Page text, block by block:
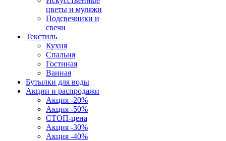
цветы и муляжи
Подсвечники и
свечи
Текстиль
Кухня
Спальня
Гостиная
Ванная
Бутылки для воды
Акции и распродажи
Акция -20%
Акция -50%
СТОП-цена
Акция -30%
Акция -40%